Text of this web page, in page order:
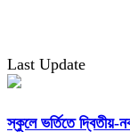
Last Update
স্কুলে ভর্তিতে দ্বিতীয়-